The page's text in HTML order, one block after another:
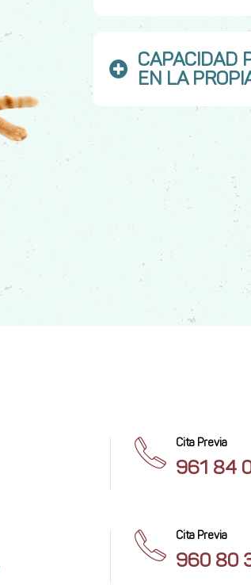
CAPACIDAD
EN LA
Cita Previa
961 84
Cita Previa
960 80